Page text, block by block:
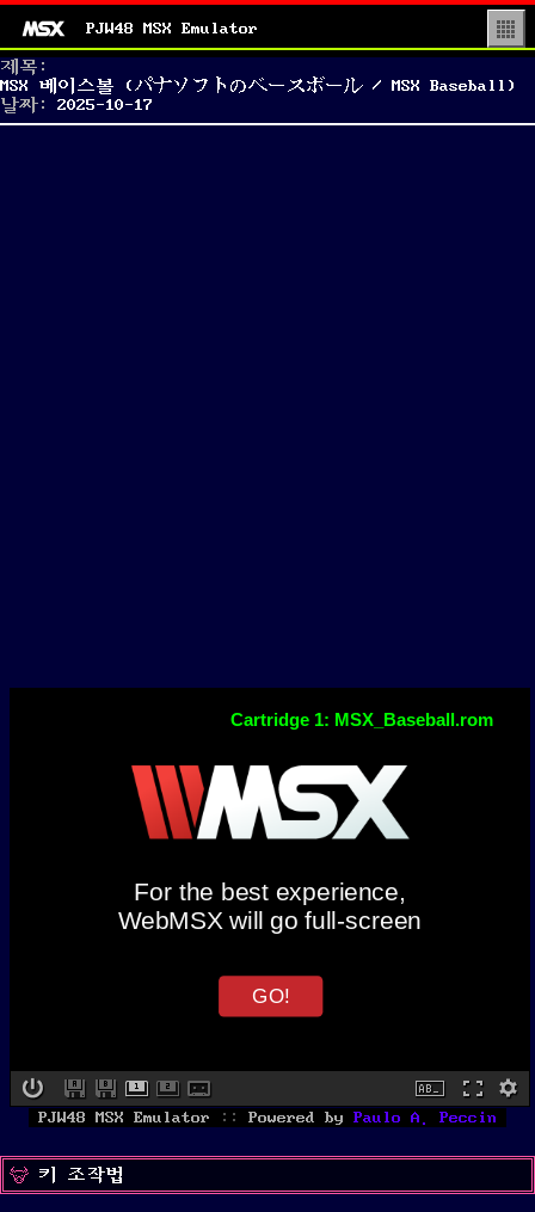
PJW48 MSX Emulator
▒
제목:
MSX 베이스볼 (パナソフトのベースボール / MSX Baseball)
날짜:
Posted
on
2025-10-17
For the best experience,
WebMSX will go full-screen
GO!
PJW48 MSX Emulator :: Powered by Paulo A. Peccin
키 조작법